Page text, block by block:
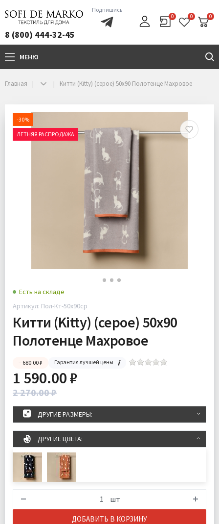
8 (800) 444-32-45
Подпишись
0 0 0
МЕНЮ
Главная Китти (Kitty) (серое) 50х90 Полотенце Махровое
-30%
ЛЕТНЯЯ РАСПРОДАЖА
Есть на складе
Артикул: Пол-Кт-50х90ср
Китти (Kitty) (серое) 50х90
Полотенце Махровое
– 680.00 ₽ Гарантия лучшей цены
1 590.00 ₽
2 270.00 ₽
ДРУГИЕ РАЗМЕРЫ:
ДРУГИЕ ЦВЕТА:
шт
ДОБАВИТЬ В КОРЗИНУ